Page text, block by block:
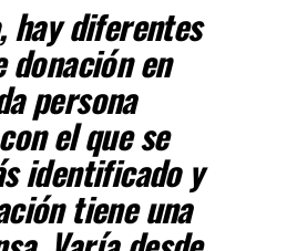
hay diferentes
donación en
persona
el que se
identificado y
tiene una